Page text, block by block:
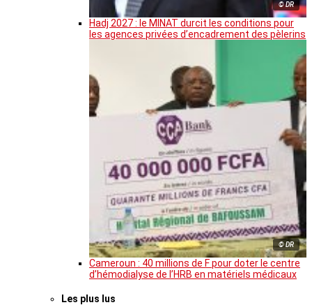
© DR
Hadj 2027 : le MINAT durcit les conditions pour
les agences privées d’encadrement des pèlerins
© DR
Cameroun : 40 millions de F pour doter le centre
d’hémodialyse de l’HRB en matériels médicaux
Les plus lus